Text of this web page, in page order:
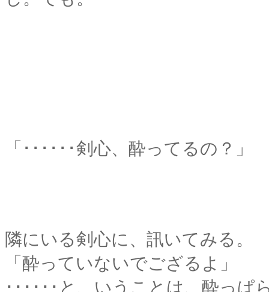
「･･････剣心、酔ってるの？」
隣にいる剣心に、訊いてみる。
「酔っていないでござるよ」
･･････と、いうことは、酔っ